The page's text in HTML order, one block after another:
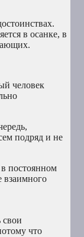
в осанке, в
человек
подряд и не
постоянном
взаимного
свои
что